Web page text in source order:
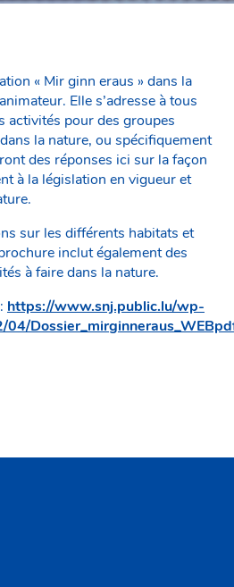
« Mir ginn eraus » dans la
Elle s’adresse à tous
activités pour des groupes
la nature, ou spécifiquement
des réponses ici sur la façon
à la législation en vigueur et
sur les différents habitats et
inclut également des
à faire dans la nature.
https://www.snj.public.lu/wp-